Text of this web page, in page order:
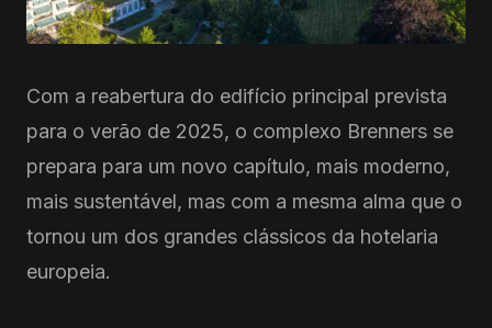
Com a reabertura do edifício principal prevista
para o verão de 2025, o complexo Brenners se
prepara para um novo capítulo, mais moderno,
mais sustentável, mas com a mesma alma que o
tornou um dos grandes clássicos da hotelaria
europeia.